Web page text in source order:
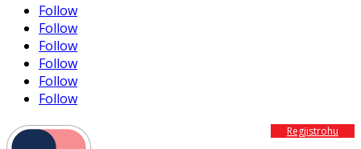
Follow
Follow
Follow
Follow
Follow
Follow
Regjistrohu